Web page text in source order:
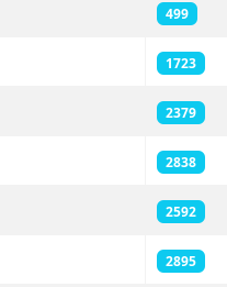
499
1723
2379
2838
2592
2895